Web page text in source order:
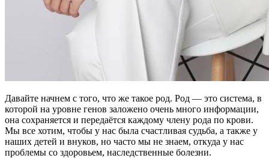
Давайте начнем с того, что же такое род. Род — это система, в
которой на уровне генов заложено очень много информации,
она сохраняется и передаётся каждому члену рода по крови.
Мы все хотим, чтобы у нас была счастливая судьба, а также у
наших детей и внуков, но часто мы не знаем, откуда у нас
проблемы со здоровьем, наследственные болезни.